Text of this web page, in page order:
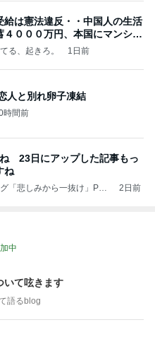
給は憲法違反・・中国人の生活
４０００万円、本国にマンショ
る、起きろ。 1日前
人と別れ卵子凍結
時間前
23日にアップした記事もっ
ね
「悲しみから一抜け」Pow
2日前
中
いて呟きます
語るblog